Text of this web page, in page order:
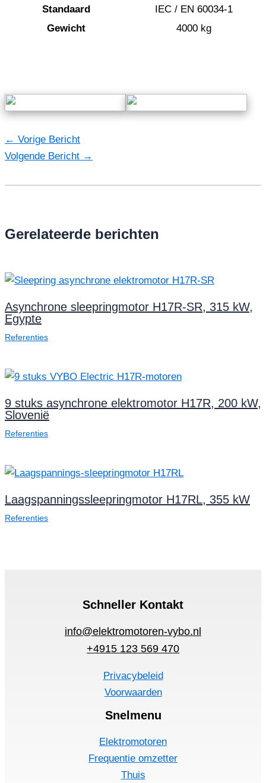
Standaard
IEC / EN 60034-1
Gewicht
4000 kg
← Vorige Bericht
Volgende Bericht →
Gerelateerde berichten
Asynchrone sleepringmotor H17R-SR, 315 kW,
Egypte
Referenties
9 stuks asynchrone elektromotor H17R, 200 kW,
Slovenië
Referenties
Laagspanningssleepringmotor H17RL, 355 kW
Referenties
Schneller Kontakt
info@elektromotoren-vybo.nl
+4915 123 569 470
Privacybeleid
Voorwaarden
Snelmenu
Elektromotoren
Frequentie omzetter
Thuis